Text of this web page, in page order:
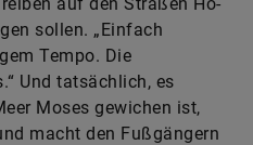
sollen. „Einfach
Tempo. Die
Und tatsächlich, es
Moses gewichen ist,
macht den Fußgängern